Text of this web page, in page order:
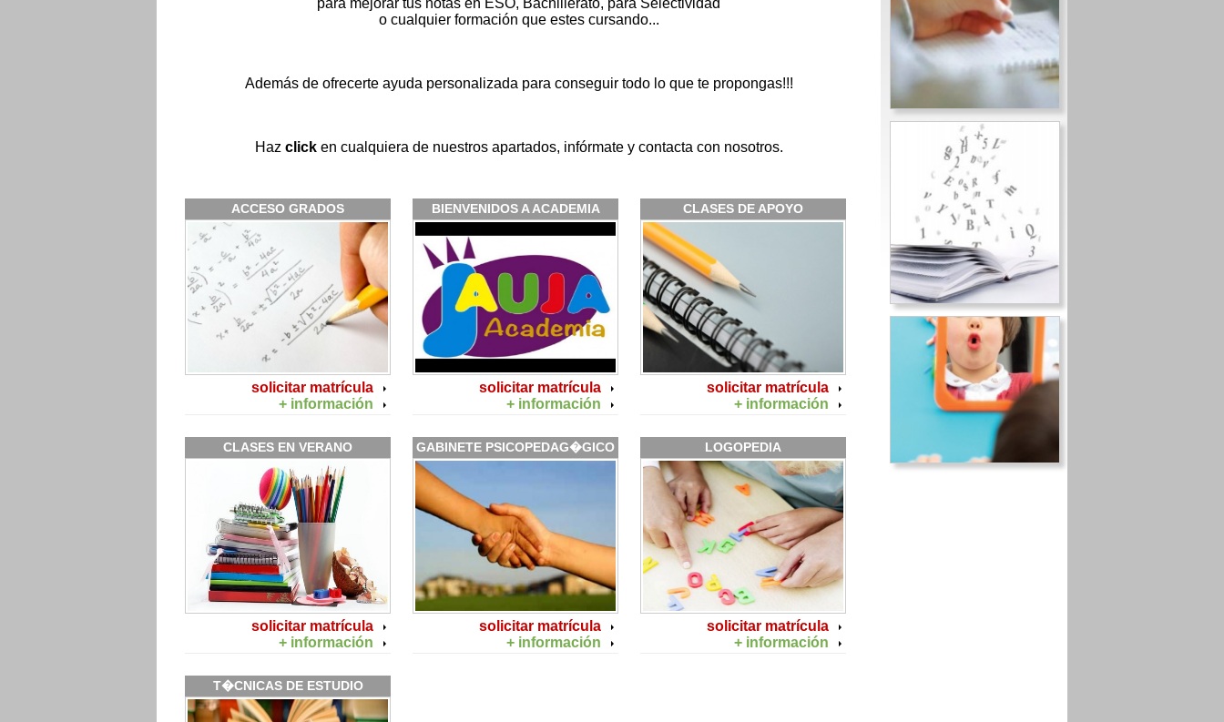
para mejorar tus notas en ESO, Bachillerato, para Selectividad
o cualquier formación que estes cursando...
Además de ofrecerte ayuda personalizada para conseguir todo lo que te propongas!!!
Haz click en cualquiera de nuestros apartados, infórmate y contacta con nosotros.
ACCESO GRADOS
solicitar matrícula
+ información
BIENVENIDOS A ACADEMIA
solicitar matrícula
+ información
CLASES DE APOYO
solicitar matrícula
+ información
CLASES EN VERANO
solicitar matrícula
+ información
GABINETE PSICOPEDAG�GICO
solicitar matrícula
+ información
LOGOPEDIA
solicitar matrícula
+ información
T�CNICAS DE ESTUDIO